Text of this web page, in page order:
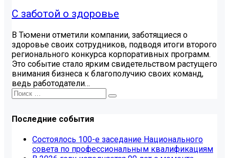
С заботой о здоровье
В Тюмени отметили компании, заботящиеся о
здоровье своих сотрудников, подводя итоги второго
регионального конкурса корпоративных программ.
Это событие стало ярким свидетельством растущего
внимания бизнеса к благополучию своих команд,
ведь работодатели…
Последние события
Состоялось 100-е заседание Национального
совета по профессиональным квалификациям